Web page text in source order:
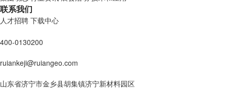
联系我们
人才招聘 下载中心
400-0130200
ruiankeji@ruiangeo.com
山东省济宁市金乡县胡集镇济宁新材料园区